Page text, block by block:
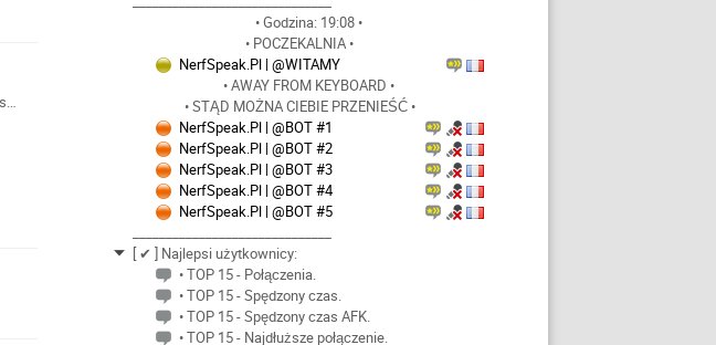
• Godzina: 19:08 •
• POCZEKALNIA •
NerfSpeak.Pl | @WITAMY
• AWAY FROM KEYBOARD •
• STĄD MOŻNA CIEBIE PRZENIEŚĆ •
NerfSpeak.Pl | @BOT #1
NerfSpeak.Pl | @BOT #2
NerfSpeak.Pl | @BOT #3
NerfSpeak.Pl | @BOT #4
NerfSpeak.Pl | @BOT #5
[ ✔ ] Najlepsi użytkownicy:
• TOP 15 - Połączenia.
• TOP 15 - Spędzony czas.
• TOP 15 - Spędzony czas AFK.
• TOP 15 - Najdłuższe połączenie.
Scans the TS3 server in 5 minute intervals and collects data for the site features.